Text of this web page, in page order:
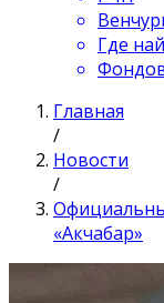
Где
Главная
/
Новости
/
«Акчабар»